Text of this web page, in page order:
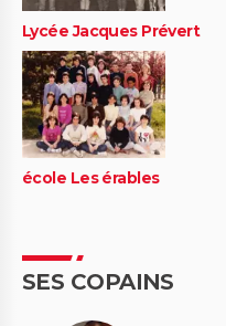
Lycée Jacques Prévert
école Les érables
SES COPAINS